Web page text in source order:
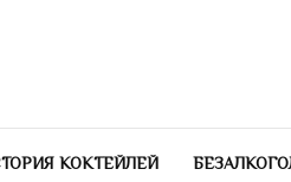
КОКТЕЙЛЕЙ